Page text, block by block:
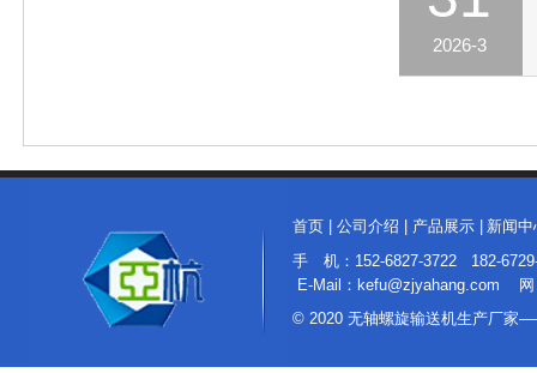
2026-3
首页 公司介绍 产品展示
新闻中
手 机：152-6827-3722 182-
E-Mail：kefu@zjyahang.com
© 2020 无轴螺旋输送机生产厂家